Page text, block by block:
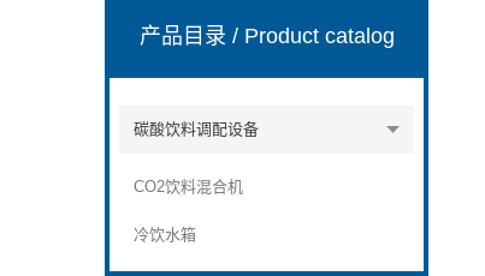
产品目录 / Product catalog
碳酸饮料调配设备
CO2饮料混合机
冷饮水箱